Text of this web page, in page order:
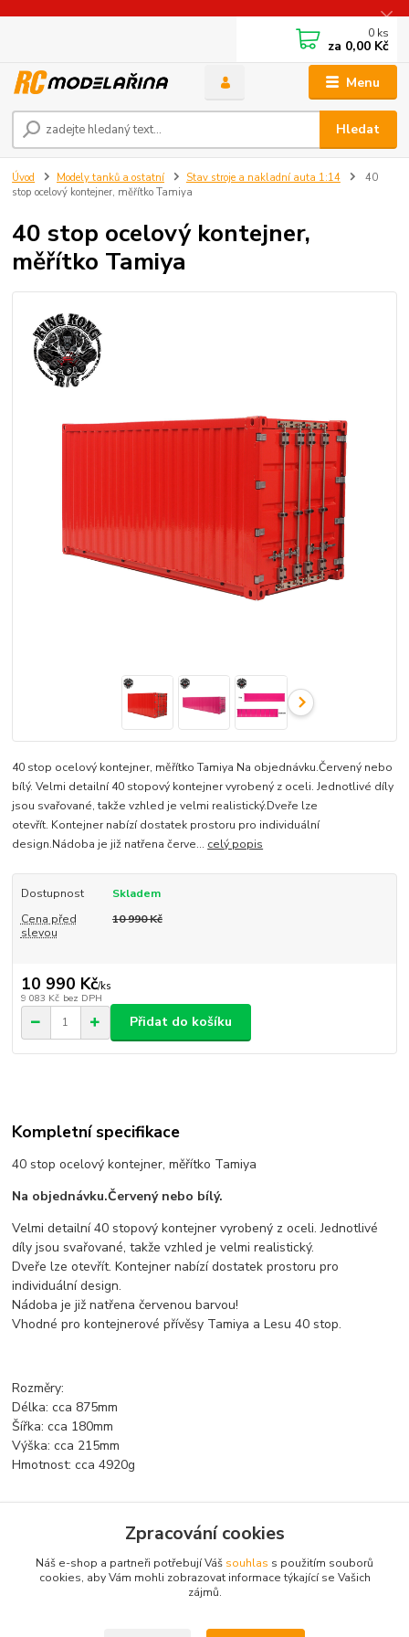
Menu
Hledat
0 ks
za 0,00 Kč
Úvod Modely tanků a ostatní Stav stroje a nakladní auta 1:14
40
stop ocelový kontejner, měřítko Tamiya
40 stop ocelový kontejner,
měřítko Tamiya
40 stop ocelový kontejner, měřítko Tamiya Na objednávku.Červený nebo
bílý. Velmi detailní 40 stopový kontejner vyrobený z oceli. Jednotlivé díly
jsou svařované, takže vzhled je velmi realistický.Dveře lze
otevřít. Kontejner nabízí dostatek prostoru pro individuální
design.Nádoba je již natřena červe... celý popis
Dostupnost
Skladem
Cena před
slevou
10 990 Kč
10 990 Kč/ks
9 083 Kč bez DPH
Přidat do košíku
Kompletní specifikace
40 stop ocelový kontejner, měřítko Tamiya
Na objednávku.Červený nebo bílý.
Velmi detailní 40 stopový kontejner vyrobený z oceli. Jednotlivé
díly jsou svařované, takže vzhled je velmi realistický.
Dveře lze otevřít. Kontejner nabízí dostatek prostoru pro
individuální design.
Nádoba je již natřena červenou barvou!
Vhodné pro kontejnerové přívěsy Tamiya a Lesu 40 stop.
Rozměry:
Délka: cca 875mm
Šířka: cca 180mm
Výška: cca 215mm
Hmotnost: cca 4920g
Zboží zařazeno v kategoriích
Stav stroje a nakladní auta 1:14
Příslušenství LESU Tamyia 1:14
Zpracování cookies
Náš e-shop a partneři potřebují Váš souhlas s použitím souborů
cookies, aby Vám mohli zobrazovat informace týkající se Vašich
zájmů.